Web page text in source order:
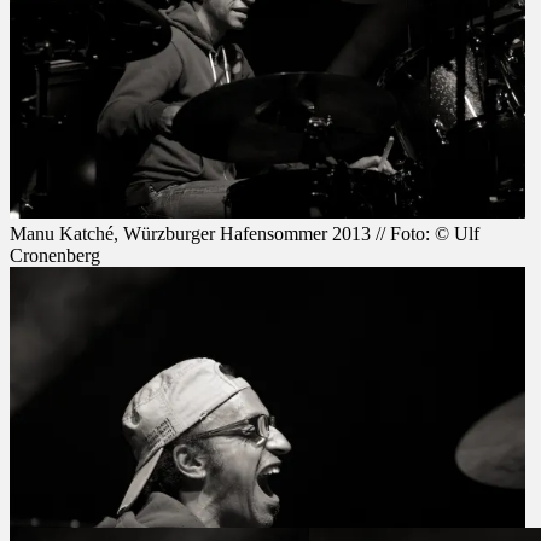
Manu Katché, Würzburger Hafensommer 2013 //
Foto: © Ulf Cronenberg
Manu Katché, Würzburger Hafensommer 2013 // Foto: © Ulf
Cronenberg